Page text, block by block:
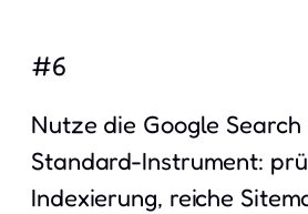
#6
Nutze die Google
Standard-Instrument:
Indexierung, reiche